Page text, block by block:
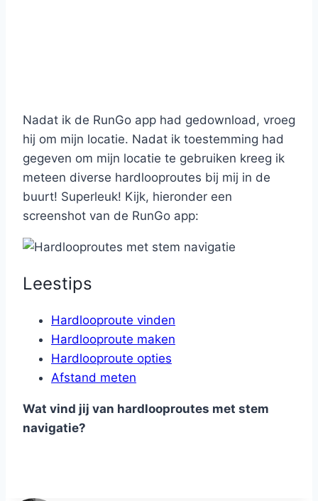
Nadat ik de RunGo app had gedownload, vroeg
hij om mijn locatie. Nadat ik toestemming had
gegeven om mijn locatie te gebruiken kreeg ik
meteen diverse hardlooproutes bij mij in de
buurt! Superleuk! Kijk, hieronder een
screenshot van de RunGo app:
Leestips
Hardlooproute vinden
Hardlooproute maken
Hardlooproute opties
Afstand meten
Wat vind jij van hardlooproutes met stem
navigatie?